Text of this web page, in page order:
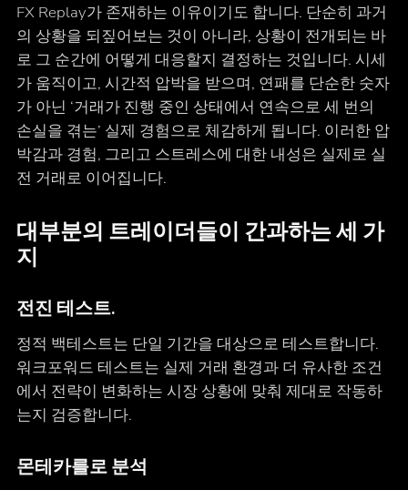
FX Replay가 존재하는 이유이기도 합니다. 단순히 과거
의 상황을 되짚어보는 것이 아니라, 상황이 전개되는 바
로 그 순간에 어떻게 대응할지 결정하는 것입니다. 시세
가 움직이고, 시간적 압박을 받으며, 연패를 단순한 숫자
가 아닌 ‘거래가 진행 중인 상태에서 연속으로 세 번의
손실을 겪는’ 실제 경험으로 체감하게 됩니다. 이러한 압
박감과 경험, 그리고 스트레스에 대한 내성은 실제로 실
전 거래로 이어집니다.
대부분의 트레이더들이 간과하는 세 가
지
전진 테스트.
정적 백테스트는 단일 기간을 대상으로 테스트합니다.
워크포워드 테스트는 실제 거래 환경과 더 유사한 조건
에서 전략이 변화하는 시장 상황에 맞춰 제대로 작동하
는지 검증합니다.
몬테카를로 분석